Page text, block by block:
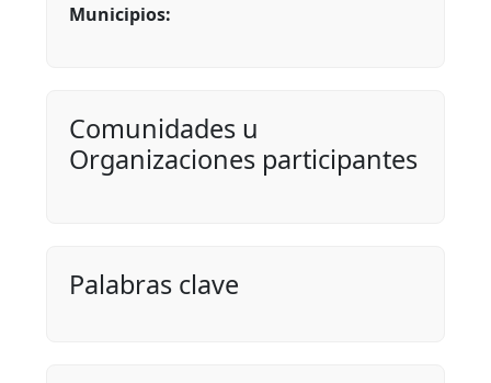
Municipios:
Comunidades u
Organizaciones participantes
Palabras clave